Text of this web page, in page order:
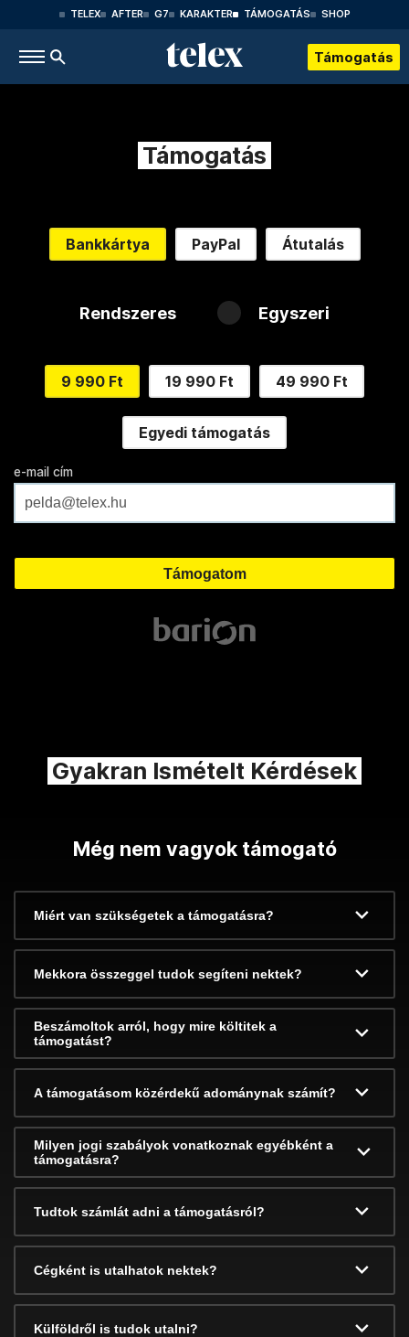
TELEX AFTER G7 KARAKTER TÁMOGATÁS SHOP
Támogatás
Támogatás
Bankkártya PayPal Átutalás
Rendszeres Egyszeri
9 990 Ft 19 990 Ft 49 990 Ft
Egyedi támogatás
e-mail cím
Gyakran Ismételt Kérdések
Még nem vagyok támogató
Miért van szükségetek a támogatásra?
Mekkora összeggel tudok segíteni nektek?
Beszámoltok arról, hogy mire költitek a
támogatást?
A támogatásom közérdekű adománynak számít?
Milyen jogi szabályok vonatkoznak egyébként a
támogatásra?
Tudtok számlát adni a támogatásról?
Cégként is utalhatok nektek?
Külföldről is tudok utalni?